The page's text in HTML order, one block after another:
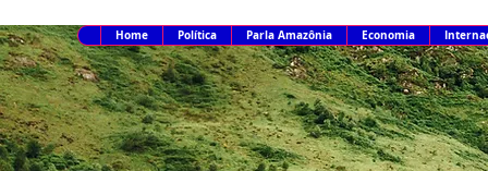
IR 2026
Home Política Parla Amazônia Economia